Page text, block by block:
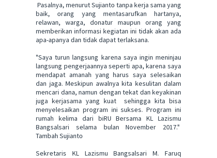
Pasalnya, menurut Sujianto tanpa kerja sama yang
baik, orang yang mentasarufkan hartanya,
relawan, warga, donatur maupun orang yang
memberikan informasi kegiatan ini tidak akan ada
apa-apanya dan tidak dapat terlaksana.
"Saya turun langsung karena saya ingin meninjau
langsung pengerjaannya seperti apa, karena saya
mendapat amanah yang harus saya selesaikan
dan jaga. Meskipun awalnya kita kesulitan dalam
mencari dana, namun dengan tekat dan keyakinan
juga kerjasama yang kuat sehingga kita bisa
menyelesaikan program ini sukses. Program ini
rumah kelima dari biRU Bersama KL Lazismu
Bangsalsari selama bulan November 2017."
Tambah Sujianto
Sekretaris KL Lazismu Bangsalsari M. Faruq